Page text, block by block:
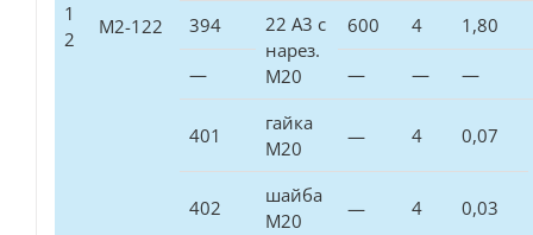
1
2
М2-122
394
22 А3 с
нарез.
М20
600 4 1,80
— — — —
401
гайка
М20
— 4 0,07
402
шайба
М20
— 4 0,03